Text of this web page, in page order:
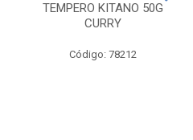
TEMPERO KITANO 50G
CURRY
Código: 78212